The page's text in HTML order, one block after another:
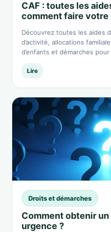
CAF : toutes les
comment faire votre
Découvrez toutes les aides
d’activité, allocations
d’enfants et démarches
Lire
Droits et démarches
Comment obtenir
urgence ?